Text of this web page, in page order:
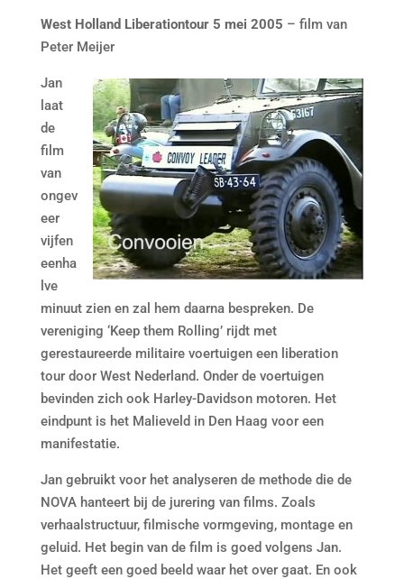
West Holland Liberationtour 5 mei 2005 – film van
Peter Meijer
Jan
laat
de
film
van
ongev
eer
vijfen
eenha
lve
minuut zien en zal hem daarna bespreken. De
vereniging ‘Keep them Rolling’ rijdt met
gerestaureerde militaire voertuigen een liberation
tour door West Nederland. Onder de voertuigen
bevinden zich ook Harley-Davidson motoren. Het
eindpunt is het Malieveld in Den Haag voor een
manifestatie.
Jan gebruikt voor het analyseren de methode die de
NOVA hanteert bij de jurering van films. Zoals
verhaalstructuur, filmische vormgeving, montage en
geluid. Het begin van de film is goed volgens Jan.
Het geeft een goed beeld waar het over gaat. En ook